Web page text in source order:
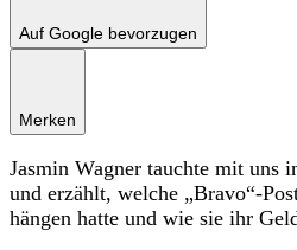
Auf Google bevorzugen
Merken
Jasmin Wagner tauchte mit uns
und erzählt, welche „Bravo“-
hängen hatte und wie sie ihr